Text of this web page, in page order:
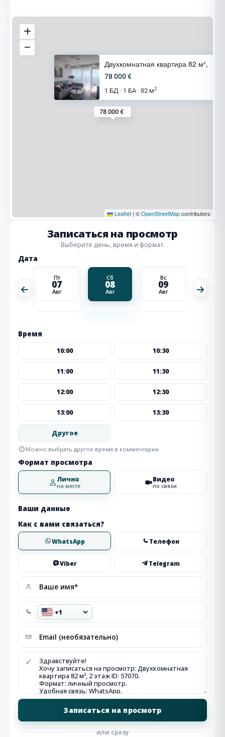
78 000 €
Двухкомнатная квартира 82 м²,
78 000 €
1 БД · 1 БА · 82 м2
Leaflet | ©OpenStreetMapcontributors
Записаться на просмотр
Выберите день, время и формат.
Дата
Пт
07
Авг
Сб
08
Авг
Вс
09
Авг
Время
10:00 10:30
11:00 11:30
12:00 12:30
13:00 13:30
Другое
Можно выбрать другое время в комментарии.
Формат просмотра
Лично
на месте
Видео
по связи
Ваши данные
Как с вами связаться?
WhatsApp Телефон
Viber Telegram
или сразу